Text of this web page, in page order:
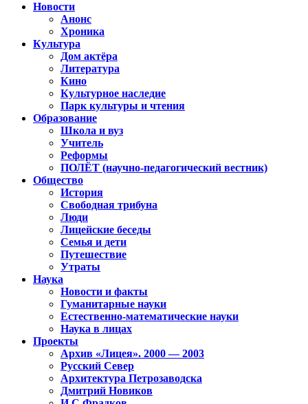
Новости
Анонс
Хроника
Культура
Дом актёра
Литература
Кино
Культурное наследие
Парк культуры и чтения
Образование
Школа и вуз
Учитель
Реформы
ПОЛЁТ (научно-педагогический вестник)
Общество
История
Свободная трибуна
Люди
Лицейские беседы
Семья и дети
Путешествие
Утраты
Наука
Новости и факты
Гуманитарные науки
Естественно-математические науки
Наука в лицах
Проекты
Архив «Лицея». 2000 — 2003
Русский Север
Архитектура Петрозаводска
Дмитрий Новиков